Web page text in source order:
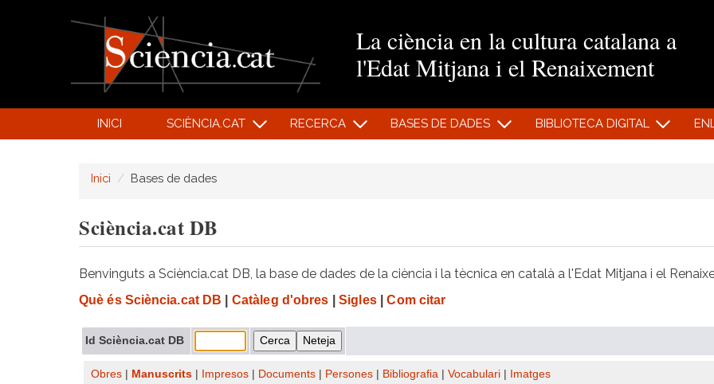
La ciència en la cultura catalana a
l'Edat Mitjana i el Renaixement
INICI SCIÈNCIA.CAT RECERCA BASES DE DADES BIBLIOTECA DIGITAL
Inici Bases de dades
Sciència.cat DB
Benvinguts a Sciència.cat DB, la base de dades de la ciència i la tècnica en català a l'Edat Mitjana i el
Què és Sciència.cat DB Catàleg d'obres Sigles| Com citar
Id Sciència.cat DB
Obres Manuscrits Impresos Documents Persones Bibliografia Vocabulari Imatges